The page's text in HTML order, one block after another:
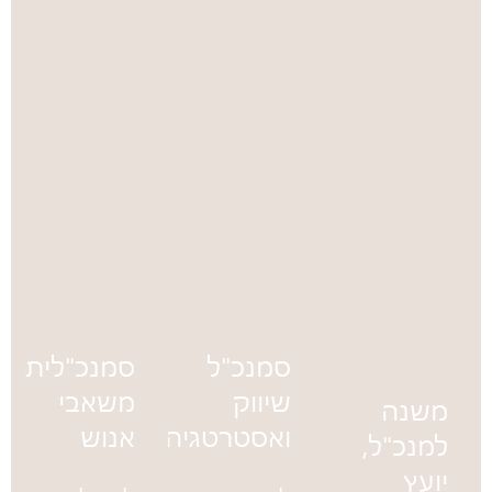
משנה
למנכ"ל,
יועץ
סמנכ"ל
שיווק
ואסטרטגיה
סמנכ"לית
משאבי
אנוש